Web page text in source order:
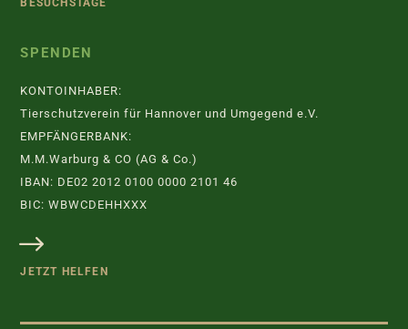
BESUCHSTAGE
SPENDEN
KONTOINHABER:
Tierschutzverein für Hannover und Umgegend e.V.
EMPFÄNGERBANK:
M.M.Warburg & CO (AG & Co.)
IBAN: DE02 2012 0100 0000 2101 46
BIC: WBWCDEHHXXX
JETZT HELFEN